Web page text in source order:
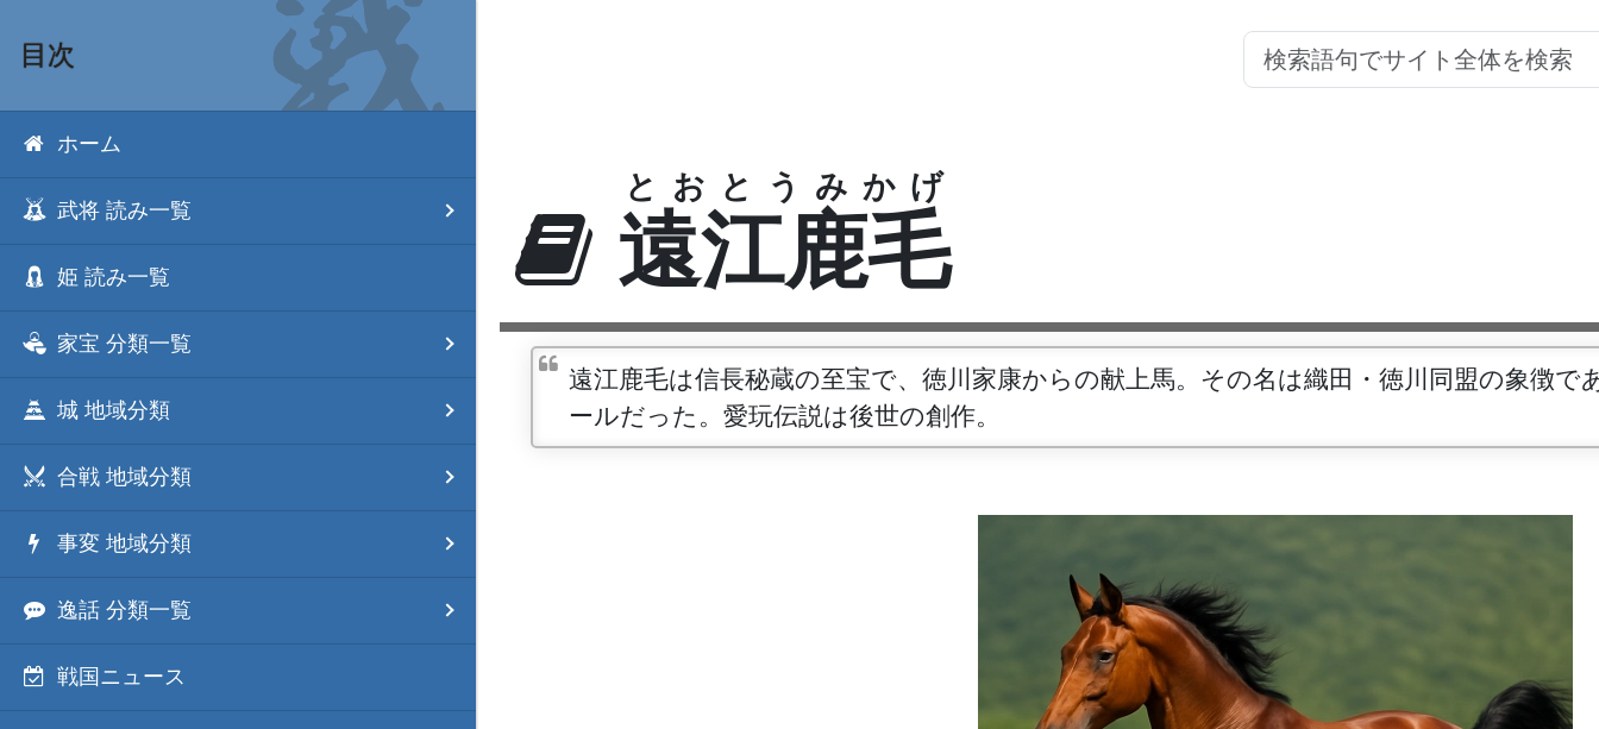
目次
ホーム
武将 読み一覧
姫 読み一覧
家宝 分類一覧
城 地域分類
合戦 地域分類
事変 地域分類
逸話 分類一覧
戦国ニュース
遠江鹿毛
とおとうみかげ
遠江鹿毛は信長秘蔵の至宝で、徳川家康からの献上馬。その名は織田・徳川同盟の象徴で
ールだった。愛玩伝説は後世の創作。